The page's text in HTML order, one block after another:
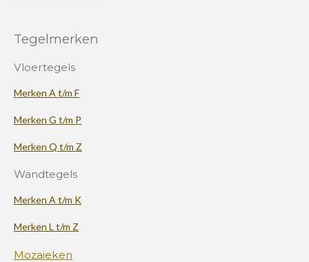
Tegelmerken
Vloertegels
Merken A t/m F
Merken G t/m P
Merken Q t/m Z
Wandtegels
Merken A t/m K
Merken L t/m Z
Mozaieken